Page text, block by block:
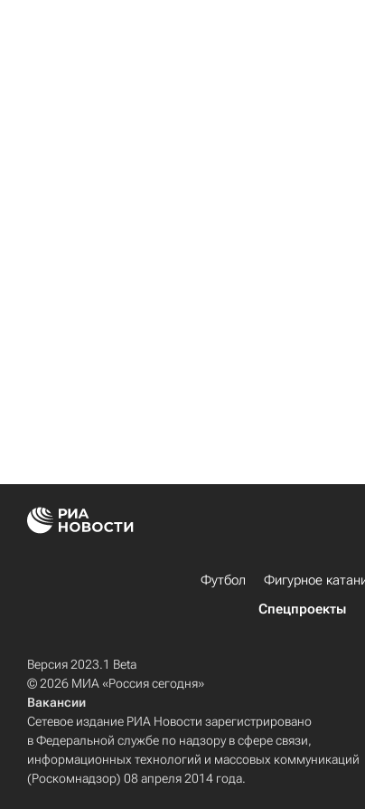
Футбол Фигурное
Спецпроекты
Версия 2023.1 Beta
© 2026 МИА «Россия сегодня»
Вакансии
Сетевое издание РИА Новости зарегистрировано
в Федеральной службе по надзору в сфере связи,
информационных технологий и массовых коммуникаций
(Роскомнадзор) 08 апреля 2014 года.